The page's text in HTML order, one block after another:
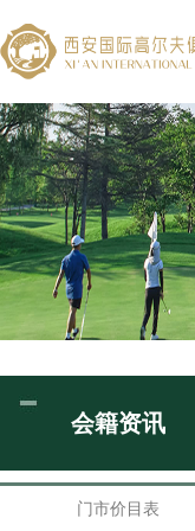
会籍资讯
门市价目表